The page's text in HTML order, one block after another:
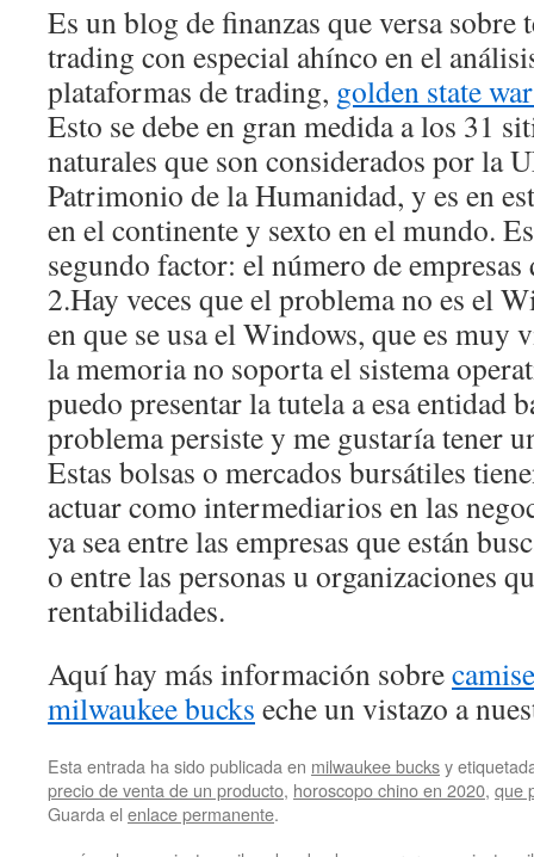
Es un blog de finanzas que versa sobre
trading con especial ahínco en el
plataformas de trading, golden state
Esto se debe en gran medida a los 31
naturales que son considerados por la
Patrimonio de la Humanidad, y es en
en el continente y sexto en el mundo.
segundo factor: el número de
2.Hay veces que el problema no es el
en que se usa el Windows, que es muy
la memoria no soporta el sistema
puedo presentar la tutela a esa entidad
problema persiste y me gustaría tener
Estas bolsas o mercados bursátiles
actuar como intermediarios en las
ya sea entre las empresas que están
o entre las personas u organizaciones
rentabilidades.
Aquí hay más información sobre
milwaukee bucks eche un vistazo a
Esta entrada ha sido publicada en milwaukee bucksy
precio de venta de un producto, horoscopo chino en 2020, que
Guarda el enlace permanente.